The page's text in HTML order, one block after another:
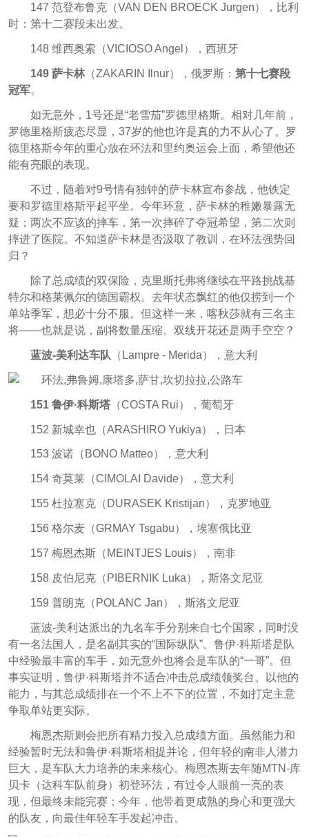
147 范登布鲁克（VAN DEN BROECK Jurgen），比利
时：第十二赛段未出发。
148 维西奥索（VICIOSO Angel），西班牙
149 萨卡林（ZAKARIN Ilnur），俄罗斯： 第十七赛段
冠军。
如无意外，1号还是“老雪茄”罗德里格斯。相对几年前，
罗德里格斯疲态尽显，37岁的他也许是真的力不从心了。罗
德里格斯今年的重心放在环法和里约奥运会上面，希望他还
能有亮眼的表现。
不过，随着对9号情有独钟的萨卡林宣布参战，他铁定
要和罗德里格斯平起平坐。今年环意，萨卡林的稚嫩暴露无
疑；两次不应该的摔车，第一次摔碎了夺冠希望，第二次则
摔进了医院。不知道萨卡林是否汲取了教训，在环法强势回
归？
除了总成绩的双保险， 克里斯托弗将继续在平路挑战基
特尔和格莱佩尔的德国霸权。去年状态飘红的他仅捞到一个
单站季军，想必十分不服。但这样一来，喀秋莎就有三名主
将——也就是说，副将数量压缩。双线开花还是两手空空？
蓝波-美利达车队 （Lampre - Merida），意大利
151 鲁伊·科斯塔（COSTA Rui），葡萄牙
152 新城幸也（ARASHIRO Yukiya），日本
153 波诺（BONO Matteo），意大利
154 奇莫莱（CIMOLAI Davide），意大利
155 杜拉塞克（DURASEK Kristijan），克罗地亚
156 格尔麦（GRMAY Tsgabu），埃塞俄比亚
157 梅恩杰斯（MEINTJES Louis），南非
158 皮伯尼克（PIBERNIK Luka），斯洛文尼亚
159 普朗克（POLANC Jan），斯洛文尼亚
蓝波-美利达派出的九名车手分别来自七个国家，同时没
有一名法国人，是名副其实的“国际纵队”。鲁伊·科斯塔是队
中经验最丰富的车手，如无意外也将会是车队的“一哥”。但
事实证明，鲁伊·科斯塔并不适合冲击总成绩领奖台。以他的
能力，与其总成绩排在一个不上不下的位置，不如打定主意
争取单站更实际。
梅恩杰斯则会把所有精力投入总成绩方面。虽然能力和
经验暂时无法和鲁伊·科斯塔相提并论，但年轻的南非人潜力
巨大，是车队大力培养的未来核心。梅恩杰斯去年随MTN-库
贝卡（达科车队前身）初登环法，有过令人眼前一亮的表
现，但最终未能完赛；今年，他带着更成熟的身心和更强大
的队友，向最佳年轻车手发起冲击。